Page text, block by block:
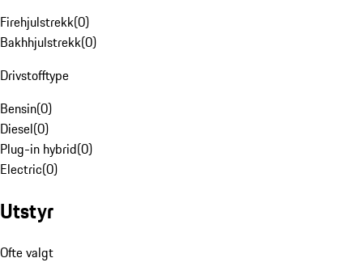
Firehjulstrekk(0)
Bakhhjulstrekk(0)
Drivstofftype
Bensin(0)
Diesel(0)
Plug-in hybrid(0)
Electric(0)
Utstyr
Ofte valgt